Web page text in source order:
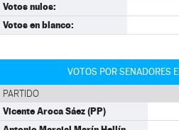
Votos nulos:
Votos en blanco:
VOTOS POR SENADORES
PARTIDO
Vicente Aroca Sáez (PP)